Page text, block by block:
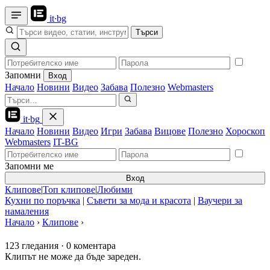
it·bg
Търси
Запомни Вход
Начало Новини Видео Забава Полезно Webmasters
it·bg
Начало Новини Видео Игри Забава Вицове Полезно Хороскоп
Webmasters IT-BG
Запомни ме
Вход
Клипове|Топ клипове|Любими
Кухни по поръчка | Съвети за мода и красота | Ваучери за
намаления
Начало › Клипове ›
123 гледания · 0 коментара
Клипът не може да бъде зареден.